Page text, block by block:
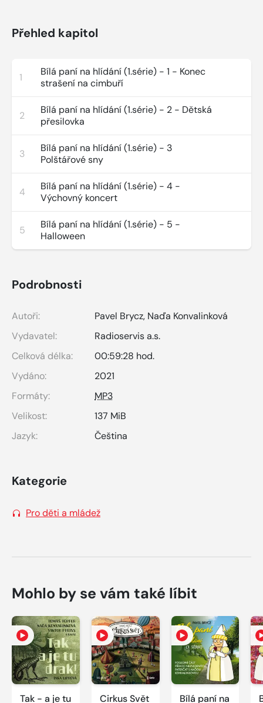
Přehled kapitol
1
Bílá paní na hlídání (1.série) - 1 - Konec
strašení na cimbuří
2
Bílá paní na hlídání (1.série) - 2 - Dětská
přesilovka
3
Bílá paní na hlídání (1.série) - 3
Polštářové sny
4
Bílá paní na hlídání (1.série) - 4 -
Výchovný koncert
5
Bílá paní na hlídání (1.série) - 5 -
Halloween
Podrobnosti
Autoři: Pavel Brycz, Naďa Konvalinková
Vydavatel:
Radioservis a.s.
Celková délka:
00:59:28 hod.
Vydáno:
2021
Formáty:
MP3
Velikost:
137 MiB
Jazyk:
Čeština
Kategorie
Pro děti a mládež
Mohlo by se vám také líbit
Tak - a je tu
Cirkus Svět
Bílá paní na